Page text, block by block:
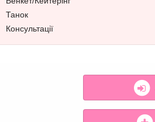
Танок
Консультації